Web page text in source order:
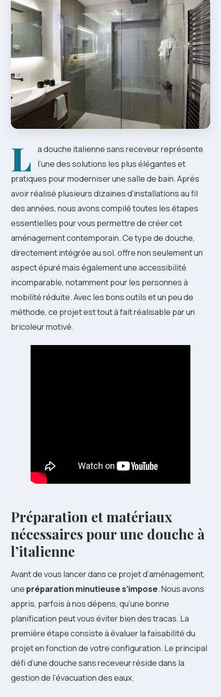
L a douche italienne sans receveur représente
l’une des solutions les plus élégantes et
pratiques pour moderniser une salle de bain. Après
avoir réalisé plusieurs dizaines d’installations au fil
des années, nous avons compilé toutes les étapes
essentielles pour vous permettre de créer cet
aménagement contemporain. Ce type de douche,
directement intégrée au sol, offre non seulement un
aspect épuré mais également une accessibilité
incomparable, notamment pour les personnes à
mobilité réduite. Avec les bons outils et un peu de
méthode, ce projet est tout à fait réalisable par un
bricoleur motivé.
Préparation et matériaux
nécessaires pour une douche à
l’italienne
Avant de vous lancer dans ce projet d’aménagement,
une préparation minutieuse s’impose. Nous avons
appris, parfois à nos dépens, qu’une bonne
planification peut vous éviter bien des tracas. La
première étape consiste à évaluer la faisabilité du
projet en fonction de votre configuration. Le principal
défi d’une douche sans receveur réside dans la
gestion de l’évacuation des eaux.